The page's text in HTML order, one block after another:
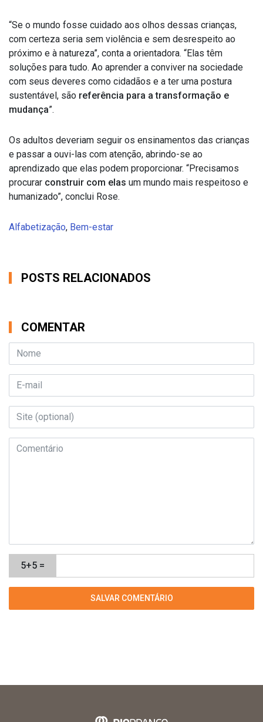
“Se o mundo fosse cuidado aos olhos dessas crianças,
com certeza seria sem violência e sem desrespeito ao
próximo e à natureza”, conta a orientadora. “Elas têm
soluções para tudo. Ao aprender a conviver na sociedade
com seus deveres como cidadãos e a ter uma postura
sustentável, são referência para a transformação e
mudança”.
Os adultos deveriam seguir os ensinamentos das crianças
e passar a ouvi-las com atenção, abrindo-se ao
aprendizado que elas podem proporcionar. “Precisamos
procurar construir com elas um mundo mais respeitoso e
humanizado”, conclui Rose.
Alfabetização, Bem-estar
POSTS RELACIONADOS
COMENTAR
5+5 =